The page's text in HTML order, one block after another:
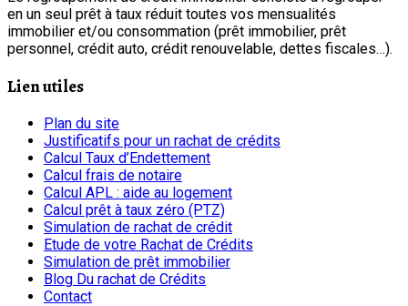
en un seul prêt à taux réduit toutes vos mensualités
immobilier et/ou consommation (prêt immobilier, prêt
personnel, crédit auto, crédit renouvelable, dettes fiscales…).
Lien utiles
Plan du site
Justificatifs pour un rachat de crédits
Calcul Taux d’Endettement
Calcul frais de notaire
Calcul APL : aide au logement
Calcul prêt à taux zéro (PTZ)
Simulation de rachat de crédit
Etude de votre Rachat de Crédits
Simulation de prêt immobilier
Blog Du rachat de Crédits
Contact